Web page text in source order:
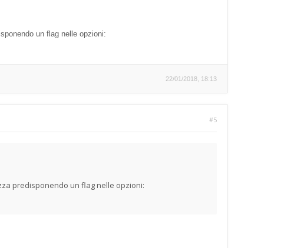
un flag nelle opzioni:
22/01/2018, 18:13
#5
predisponendo un flag nelle opzioni: